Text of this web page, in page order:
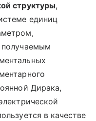
структуры,
единиц
Дирака,
в качестве